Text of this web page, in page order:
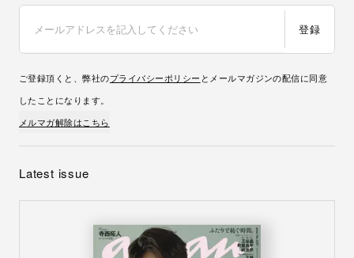
登録
ご登録頂くと、弊社のプライバシーポリシー とメールマガジンの配信に同意
したことになります。
メルマガ解除はこちら
Latest issue